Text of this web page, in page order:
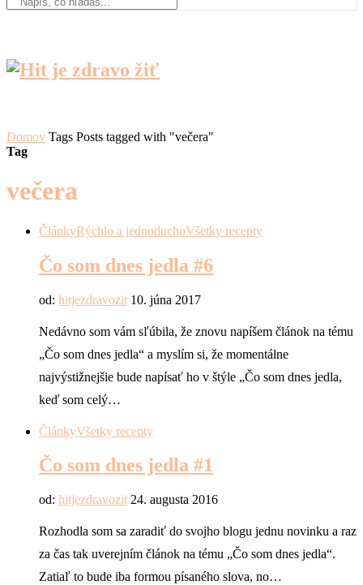
Domov Tags Posts tagged with "večera"
Tag
večera
ČlánkyRýchlo a jednoduchoVšetky recepty
Čo som dnes jedla #6
od: hitjezdravozit 10. júna 2017
Nedávno som vám sľúbila, že znovu napíšem článok na tému
„Čo som dnes jedla“ a myslím si, že momentálne
najvýstižnejšie bude napísať ho v štýle „Čo som dnes jedla,
keď som celý…
ČlánkyVšetky recepty
Čo som dnes jedla #1
od: hitjezdravozit 24. augusta 2016
Rozhodla som sa zaradiť do svojho blogu jednu novinku a raz
za čas tak uverejním článok na tému „Čo som dnes jedla“.
Zatiaľ to bude iba formou písaného slova, no…